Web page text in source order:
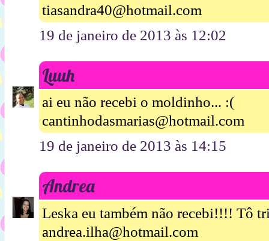
tiasandra40@hotmail.com
19 de janeiro de 2013 às 12:02
Luuh
ai eu não recebi o moldinho... :(
cantinhodasmarias@hotmail.com
19 de janeiro de 2013 às 14:15
Andrea
Leska eu também não recebi!!!! Tô
andrea.ilha@hotmail.com